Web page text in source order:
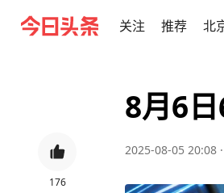
关注 推荐 北
176
8月6
2025-08-05 20:08 ·